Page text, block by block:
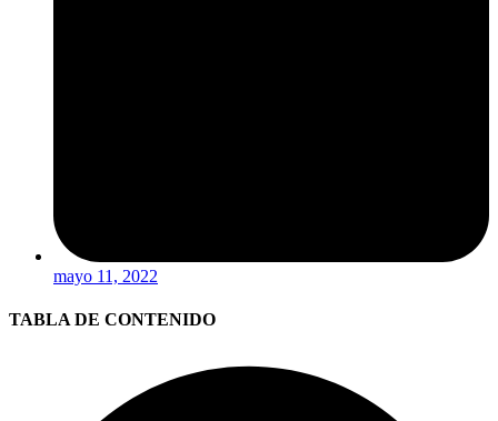
mayo 11, 2022
TABLA DE CONTENIDO